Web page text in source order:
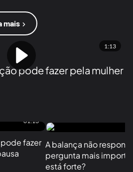
mais
1:13
pode fazer pela mulher
01:13
fazer A balança não
pergunta mais
está forte?